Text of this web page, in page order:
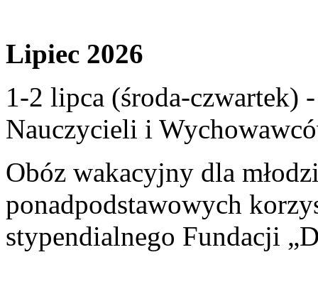
Lipiec 2026
1-2 lipca (środa-czwartek)
Nauczycieli i
Obóz wakacyjny dla
ponadpodstawowych
stypendialnego Fundacji